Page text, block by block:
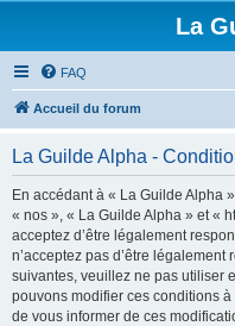
La
FAQ
Accueil du forum
La Guilde Alpha -
En accédant à « La Guilde Alpha
« nos », « La Guilde Alpha » et «
acceptez d’être légalement
n’acceptez pas d’être
suivantes, veuillez ne pas utiliser
pouvons modifier ces conditions
de vous informer de ces